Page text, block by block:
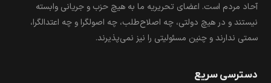
آحاد مردم است. اعضای تحریریه ما به هیچ حزب و جریانی وابسته
نیستند و در هیچ دولتی، چه اصلاح‌طلب، چه اصولگرا و چه اعتدالگرا،
سمتی ندارند و چنین مسئولیتی را نیز نمی‌پذیرند.
دسترسی سریع